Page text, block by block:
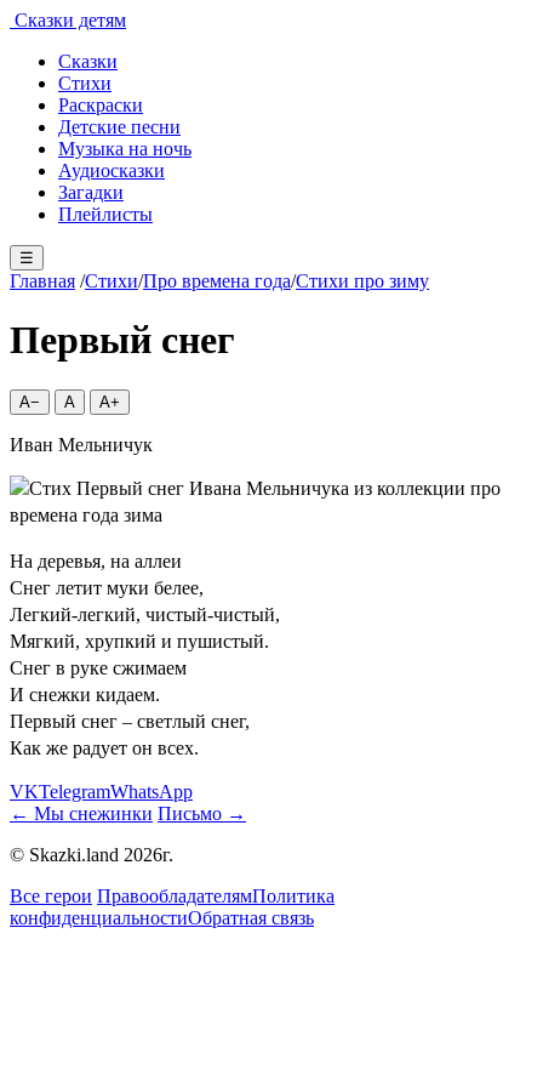
Сказки детям
Сказки
Стихи
Раскраски
Детские песни
Музыка на ночь
Аудиосказки
Загадки
Плейлисты
☰
Главная /Стихи/Про времена года/Стихи про зиму
Первый снег
A− A A+
Иван Мельничук
На деревья, на аллеи
Снег летит муки белее,
Легкий-легкий, чистый-чистый,
Мягкий, хрупкий и пушистый.
Снег в руке сжимаем
И снежки кидаем.
Первый снег – светлый снег,
Как же радует он всех.
VKTelegramWhatsApp
← Мы снежинки Письмо →
© Skazki.land 2026г.
Все герои ПравообладателямПолитика
конфиденциальностиОбратная связь